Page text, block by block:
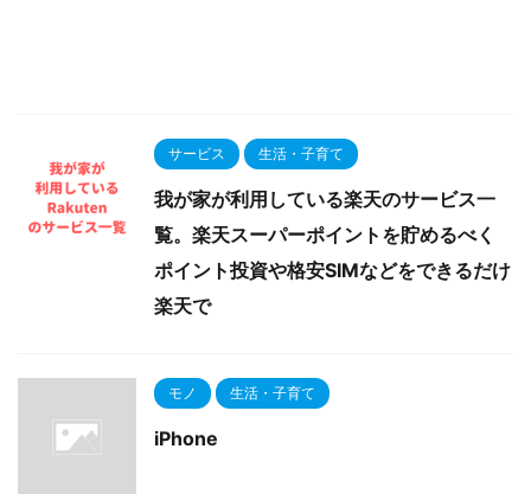
サービス 生活・子育て
我が家が利用している楽天のサービス一
覧。楽天スーパーポイントを貯めるべく
ポイント投資や格安SIMなどをできるだけ
楽天で
モノ 生活・子育て
iPhone